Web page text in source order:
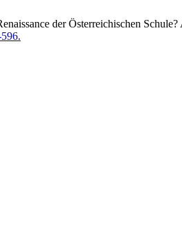
der Österreichischen